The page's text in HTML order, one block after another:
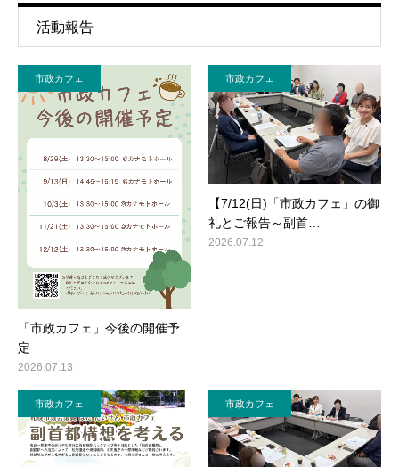
活動報告
市政カフェ
「市政カフェ」今後の開催予
定
2026.07.13
市政カフェ
【7/12(日)「市政カフェ」の御
礼とご報告～副首…
2026.07.12
市政カフェ 市政カフェ